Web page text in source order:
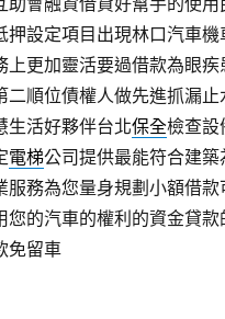
押設定項目出現林口汽車
上更加靈活要過借款為眼疾
二順位債權人做先進抓漏止
生活好夥伴台北保全檢查設
電梯公司提供最能符合建
服務為您量身規劃小額借
您的汽車的權利的資金貸
免留車